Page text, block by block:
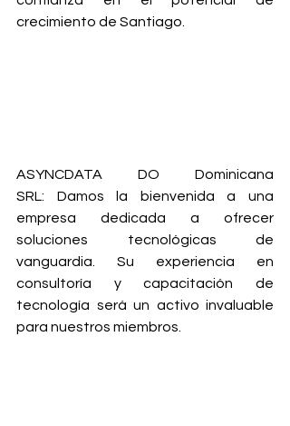
crecimiento de Santiago.
ASYNCDATA DO Dominicana
SRL: Damos la bienvenida a una
empresa dedicada a ofrecer
soluciones tecnológicas de
vanguardia. Su experiencia en
consultoría y capacitación de
tecnología será un activo invaluable
para nuestros miembros.